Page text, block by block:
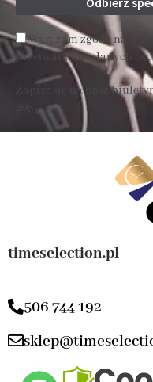
Wyrażam zgodę na
przetwarzanie danych
Zapisz się na nasz
timeselection.pl
506 744 192